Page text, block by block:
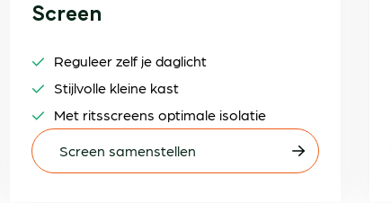
Screen
Reguleer zelf je daglicht
Stijlvolle kleine kast
Met ritsscreens optimale isolatie
Screen samenstellen